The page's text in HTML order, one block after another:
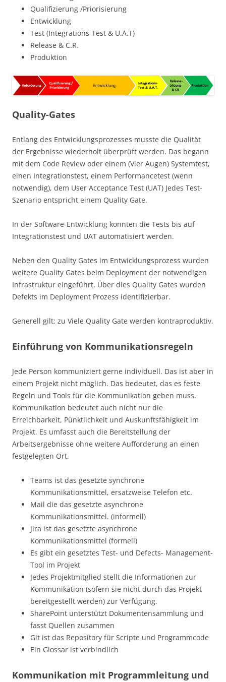
Qualifizierung /Priorisierung
Entwicklung
Test (Integrations-Test & U.A.T)
Release & C.R.
Produktion
Quality-Gates
Entlang des Entwicklungsprozesses musste die Qualität
der Ergebnisse wiederholt überprüft werden. Das begann
mit dem Code Review oder einem (Vier Augen) Systemtest,
einen Integrationstest, einem Performancetest (wenn
notwendig), dem User Acceptance Test (UAT) Jedes Test-
Szenario entspricht einem Quality Gate.
In der Software-Entwicklung konnten die Tests bis auf
Integrationstest und UAT automatisiert werden.
Neben den Quality Gates im Entwicklungsprozess wurden
weitere Quality Gates beim Deployment der notwendigen
Infrastruktur eingeführt. Über dies Quality Gates wurden
Defekts im Deployment Prozess identifizierbar.
Generell gilt: zu Viele Quality Gate werden kontraproduktiv.
Einführung von Kommunikationsregeln
Jede Person kommuniziert gerne individuell. Das ist aber in
einem Projekt nicht möglich. Das bedeutet, das es feste
Regeln und Tools für die Kommunikation geben muss.
Kommunikation bedeutet auch nicht nur die
Erreichbarkeit, Pünktlichkeit und Auskunftsfähigkeit im
Projekt. Es umfasst auch die Bereitstellung der
Arbeitsergebnisse ohne weitere Aufforderung an einen
festgelegten Ort.
Teams ist das gesetzte synchrone
Kommunikationsmittel, ersatzweise Telefon etc.
Mail die das gesetzte asynchrone
Kommunikationsmittel. (informell)
Jira ist das gesetzte asynchrone
Kommunikationsmittel (formell)
Es gibt ein gesetztes Test- und Defects- Management-
Tool im Projekt
Jedes Projektmitglied stellt die Informationen zur
Kommunikation (sofern sie nicht durch das Projekt
bereitgestellt werden) zur Verfügung.
SharePoint unterstützt Dokumentensammlung und
fasst Quellen zusammen
Git ist das Repository für Scripte und Programmcode
Ein Glossar ist verbindlich
Kommunikation mit Programmleitung und